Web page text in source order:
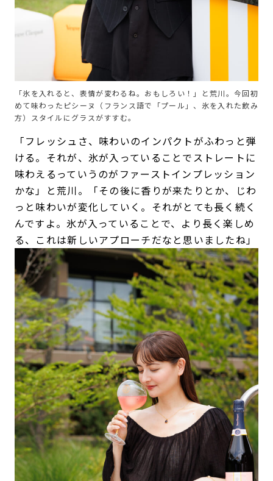
「氷を入れると、表情が変わるね。おもしろい！」と荒川。今回初
めて味わったピシーヌ（フランス語で「プール」、氷を入れた飲み
方）スタイルにグラスがすすむ。
「フレッシュさ、味わいのインパクトがふわっと弾
ける。それが、氷が入っていることでストレートに
味わえるっていうのがファーストインプレッション
かな」と荒川。「その後に香りが来たりとか、じわ
っと味わいが変化していく。それがとても長く続く
んですよ。氷が入っていることで、より長く楽しめ
る、これは新しいアプローチだなと思いましたね」